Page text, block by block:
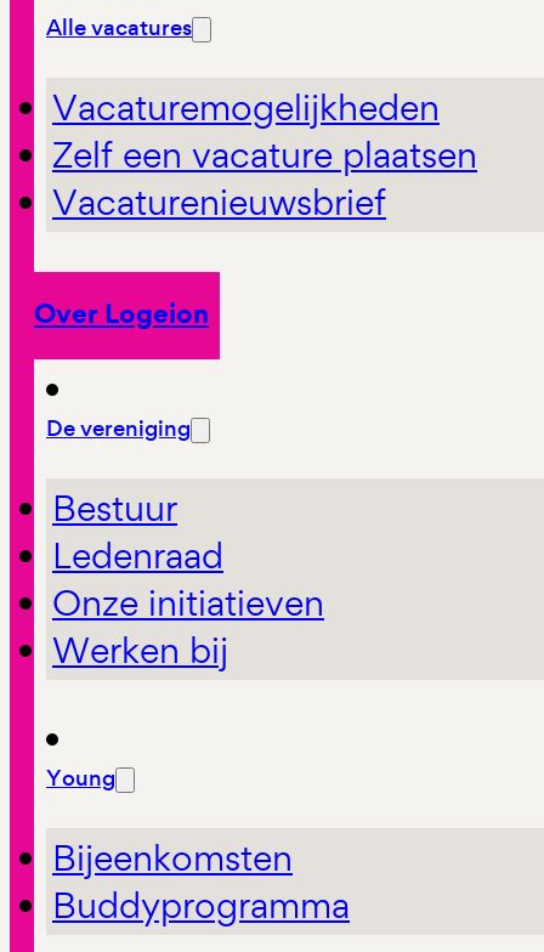
Alle vacatures
Vacaturemogelijkheden
Zelf een vacature plaatsen
Vacaturenieuwsbrief
Over Logeion
De vereniging
Bestuur
Ledenraad
Onze initiatieven
Werken bij
Young
Bijeenkomsten
Buddyprogramma